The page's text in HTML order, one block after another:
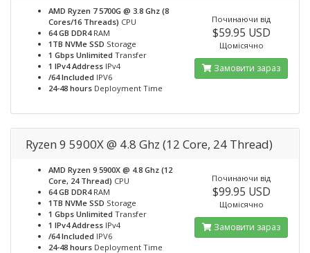
AMD Ryzen 7 5700G @ 3.8 Ghz (8
Cores/16 Threads) CPU
64 GB DDR4RAM
1TB NVMe SSD Storage
1 Gbps Unlimited Transfer
1 IPv4 Address IPv4
/64 Included IPV6
24-48 hours Deployment Time
Починаючи від
$59.95 USD
Щомісячно
Замовити зараз
Ryzen 9 5900X @ 4.8 Ghz (12 Core, 24 Thread)
AMD Ryzen 9 5900X @ 4.8 Ghz (12
Core, 24 Thread) CPU
64 GB DDR4RAM
1TB NVMe SSD Storage
1 Gbps Unlimited Transfer
1 IPv4 Address IPv4
/64 Included IPV6
24-48 hours Deployment Time
Починаючи від
$99.95 USD
Щомісячно
Замовити зараз